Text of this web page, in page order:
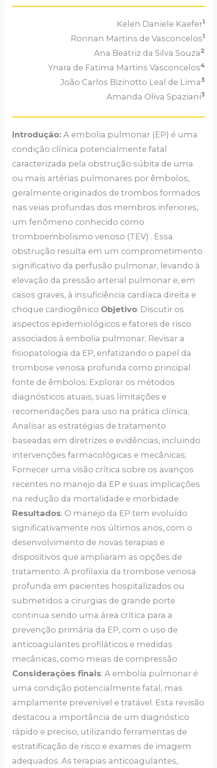
Kelen Daniele Kaefer1
Ronnan Martins de Vasconcelos1
Ana Beatriz da Silva Souza 2
Ynara de Fatima Martins Vasconcelos4
João Carlos Bizinotto Leal de Lima 3
Amanda Oliva Spaziani3
Introdução:A embolia pulmonar (EP) é uma
condição clínica potencialmente fatal
caracterizada pela obstrução súbita de uma
ou mais artérias pulmonares por êmbolos,
geralmente originados de trombos formados
nas veias profundas dos membros inferiores,
um fenômeno conhecido como
tromboembolismo venoso (TEV) . Essa
obstrução resulta em um comprometimento
significativo da perfusão pulmonar, levando à
elevação da pressão arterial pulmonar e, em
casos graves, à insuficiência cardíaca direita e
choque cardiogênico Objetivo: Discutir os
aspectos epidemiológicos e fatores de risco
associados à embolia pulmonar; Revisar a
fisiopatologia da EP, enfatizando o papel da
trombose venosa profunda como principal
fonte de êmbolos; Explorar os métodos
diagnósticos atuais, suas limitações e
recomendações para uso na prática clínica;
Analisar as estratégias de tratamento
baseadas em diretrizes e evidências, incluindo
intervenções farmacológicas e mecânicas;
Fornecer uma visão crítica sobre os avanços
recentes no manejo da EP e suas implicações
na redução da mortalidade e morbidade.
Resultados: O manejo da EP tem evoluído
significativamente nos últimos anos, com o
desenvolvimento de novas terapias e
dispositivos que ampliaram as opções de
tratamento. A profilaxia da trombose venosa
profunda em pacientes hospitalizados ou
submetidos a cirurgias de grande porte
continua sendo uma área crítica para a
prevenção primária da EP, com o uso de
anticoagulantes profiláticos e medidas
mecânicas, como meias de compressão
Considerações finais: A embolia pulmonar é
uma condição potencialmente fatal, mas
amplamente prevenível e tratável. Esta revisão
destacou a importância de um diagnóstico
rápido e preciso, utilizando ferramentas de
estratificação de risco e exames de imagem
adequados. As terapias anticoagulantes,